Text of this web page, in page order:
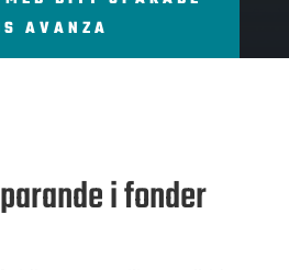
AVANZA
i fonder